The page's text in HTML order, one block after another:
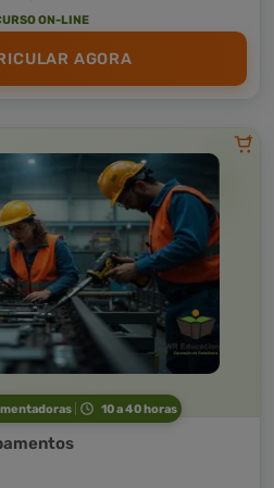
ON-LINE
AGORA
10 a 40 horas